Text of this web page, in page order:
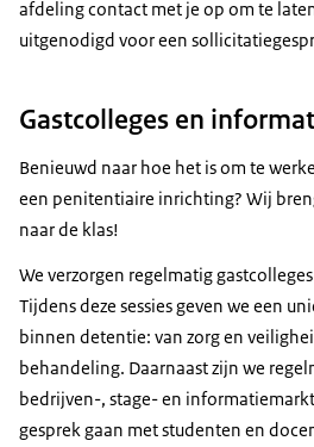
afdeling contact met je op om te
uitgenodigd voor een
Gastcolleges en
Benieuwd naar hoe het is om te
een penitentiaire inrichting? Wij
naar de klas!
We verzorgen regelmatig
Tijdens deze sessies geven we een
binnen detentie: van zorg en
behandeling. Daarnaast zijn we
bedrijven-, stage- en
gesprek gaan met studenten en